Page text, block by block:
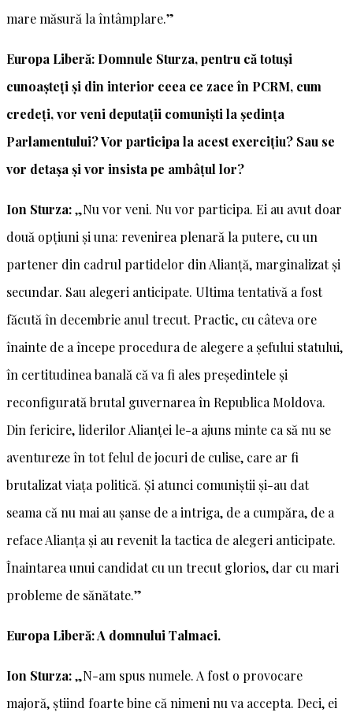
mare măsură la întâmplare.”
Europa Liberă: Domnule Sturza, pentru că totuși
cunoașteți și din interior ceea ce zace în PCRM, cum
credeți, vor veni deputații comuniști la ședința
Parlamentului? Vor participa la acest exercițiu? Sau se
vor detașa și vor insista pe ambâțul lor?
Ion Sturza:„Nu vor veni. Nu vor participa. Ei au avut doar
două opțiuni și una: revenirea plenară la putere, cu un
partener din cadrul partidelor din Alianță, marginalizat și
secundar. Sau alegeri anticipate. Ultima tentativă a fost
făcută în decembrie anul trecut. Practic, cu câteva ore
înainte de a începe procedura de alegere a șefului statului,
în certitudinea banală că va fi ales președintele și
reconfigurată brutal guvernarea în Republica Moldova.
Din fericire, liderilor Alianței le-a ajuns minte ca să nu se
aventureze în tot felul de jocuri de culise, care ar fi
brutalizat viața politică. Și atunci comuniștii și-au dat
seama că nu mai au șanse de a intriga, de a cumpăra, de a
reface Alianța și au revenit la tactica de alegeri anticipate.
Înaintarea unui candidat cu un trecut glorios, dar cu mari
probleme de sănătate.”
Europa Liberă: A domnului Talmaci.
Ion Sturza:„N-am spus numele. A fost o provocare
majoră, știind foarte bine că nimeni nu va accepta. Deci, ei